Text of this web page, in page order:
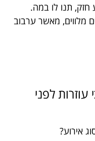
תנו לו במה.
מלווים, מאשר ערבוב
עוזרות לפני
אירוע?